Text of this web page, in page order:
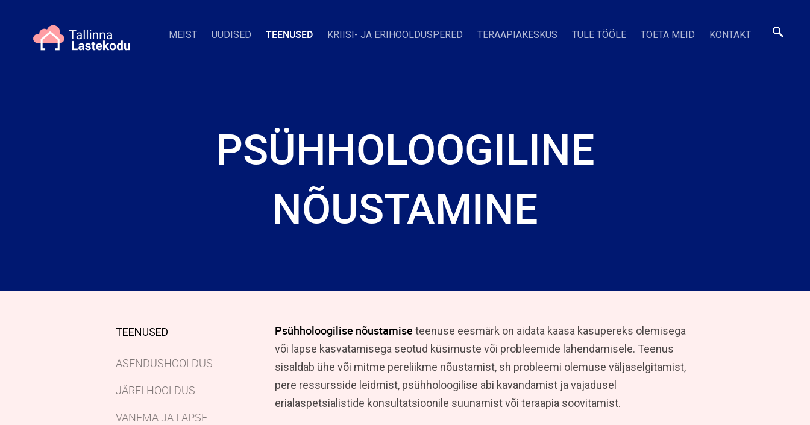
MEIST UUDISED TEENUSED KRIISI- JA ERIHOOLDUSPERED TERAAPIAKESKUS TULE TÖÖLE TOETA MEID KONTAKT
PSÜHHOLOOGILINE
NÕUSTAMINE
TEENUSED
ASENDUSHOOLDUS
JÄRELHOOLDUS
VANEMA JA LAPSE
Psühholoogilise nõustamise teenuse eesmärk on aidata kaasa kasupereks olemisega
või lapse kasvatamisega seotud küsimuste või probleemide lahendamisele. Teenus
sisaldab ühe või mitme pereliikme nõustamist, sh probleemi olemuse väljaselgitamist,
pere ressursside leidmist, psühholoogilise abi kavandamist ja vajadusel
erialaspetsialistide konsultatsioonile suunamist või teraapia soovitamist.